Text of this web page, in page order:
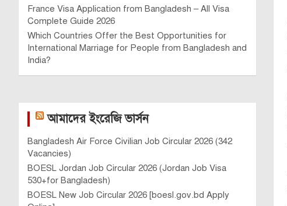
France Visa Application from Bangladesh – All Visa
Complete Guide 2026
Which Countries Offer the Best Opportunities for
International Marriage for People from Bangladesh and
India?
আমাদের ইংরেজি ভার্সন
Bangladesh Air Force Civilian Job Circular 2026 (342
Vacancies)
BOESL Jordan Job Circular 2026 (Jordan Job Visa
530+for Bangladesh)
BOESL New Job Circular 2026 [boesl.gov.bd Apply